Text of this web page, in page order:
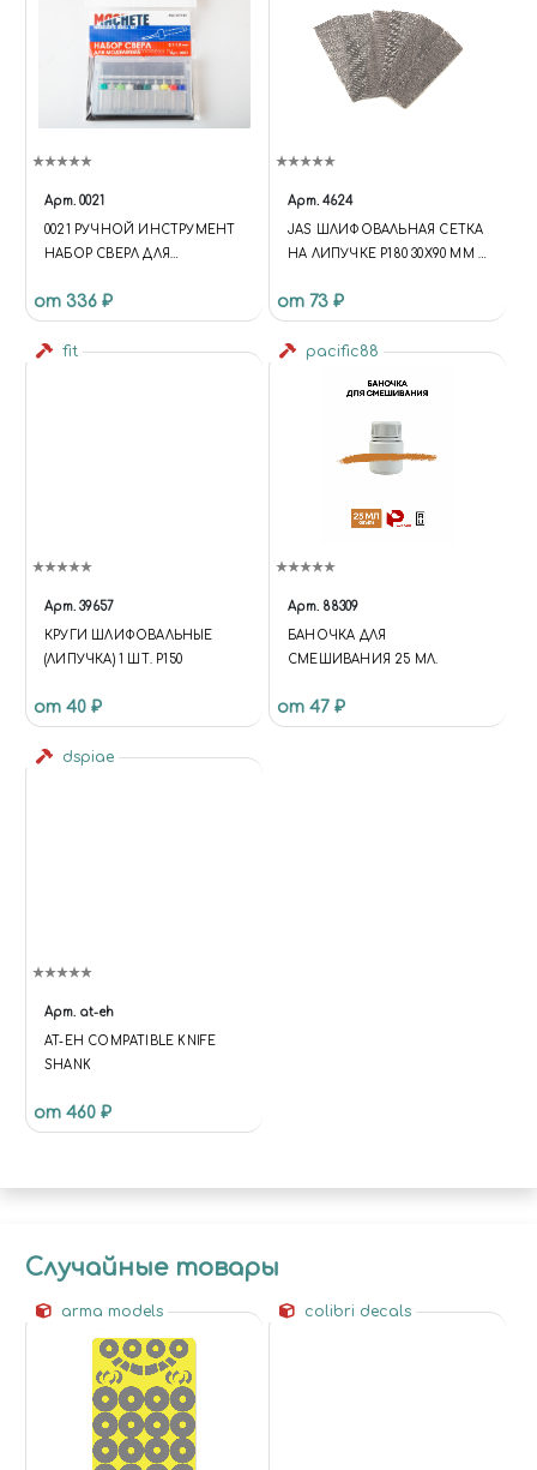
Арт. 0021
0021 РУЧНОЙ ИНСТРУМЕНТ
НАБОР СВЕРЛ ДЛЯ
от 336 ₽
Арт. 4624
JAS ШЛИФОВАЛЬНАЯ СЕТКА
НА ЛИПУЧКЕ P180 30X90 ММ 6
от 73 ₽
fit
Арт. 39657
КРУГИ ШЛИФОВАЛЬНЫЕ
(ЛИПУЧКА) 1 ШТ. Р150
от 40 ₽
pacific88
Арт. 88309
БАНОЧКА ДЛЯ
СМЕШИВАНИЯ 25 МЛ.
от 47 ₽
dspiae
Арт. at-eh
AT-EH COMPATIBLE KNIFE
SHANK
от 460 ₽
Случайные товары
arma models colibri decals